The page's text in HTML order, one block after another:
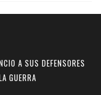
A SUS DEFENSORES
GUERRA